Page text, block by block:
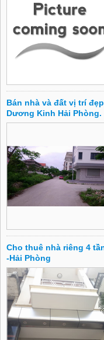
Bán nhà và đất vị trí
Dương Kinh Hải Phòng.
Cho thuê nhà riêng 4
-Hải Phòng